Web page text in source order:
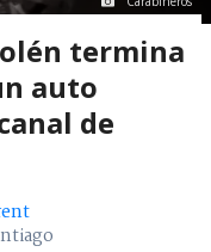
termina
auto
de